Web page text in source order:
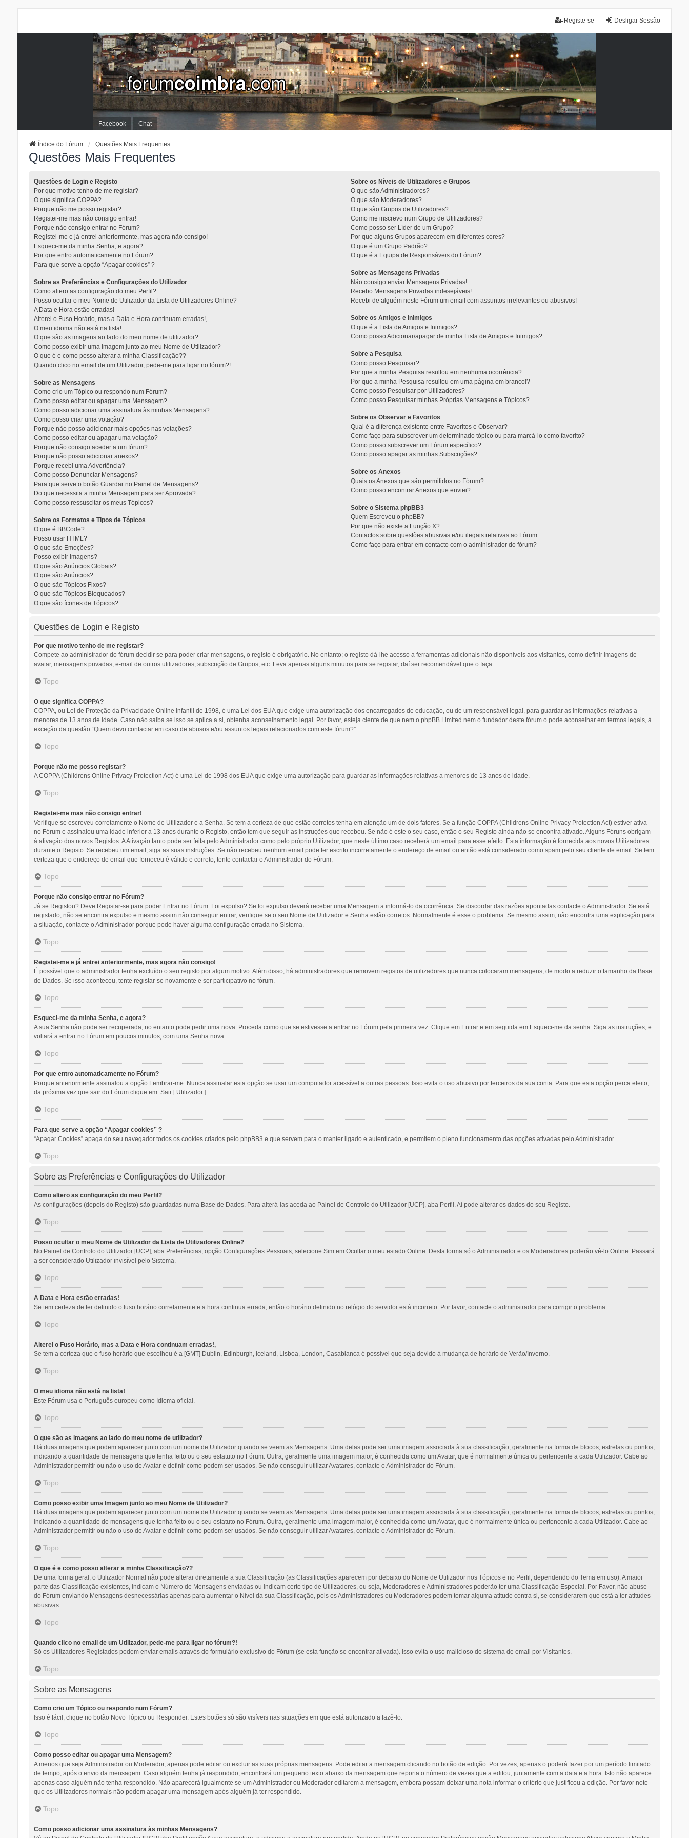
Desligar Sessão
Registe-se
Facebook Chat
Índice do Fórum Questões Mais Frequentes
Questões Mais Frequentes
Questões de Login e Registo
Por que motivo tenho de me registar?
O que significa COPPA?
Porque não me posso registar?
Registei-me mas não consigo entrar!
Porque não consigo entrar no Fórum?
Registei-me e já entrei anteriormente, mas agora não consigo!
Esqueci-me da minha Senha, e agora?
Por que entro automaticamente no Fórum?
Para que serve a opção “Apagar cookies” ?
Sobre as Preferências e Configurações do Utilizador
Como altero as configuração do meu Perfil?
Posso ocultar o meu Nome de Utilizador da Lista de Utilizadores Online?
A Data e Hora estão erradas!
Alterei o Fuso Horário, mas a Data e Hora continuam erradas!,
O meu idioma não está na lista!
O que são as imagens ao lado do meu nome de utilizador?
Como posso exibir uma Imagem junto ao meu Nome de Utilizador?
O que é e como posso alterar a minha Classificação??
Quando clico no email de um Utilizador, pede-me para ligar no fórum?!
Sobre as Mensagens
Como crio um Tópico ou respondo num Fórum?
Como posso editar ou apagar uma Mensagem?
Como posso adicionar uma assinatura às minhas Mensagens?
Como posso criar uma votação?
Porque não posso adicionar mais opções nas votações?
Como posso editar ou apagar uma votação?
Porque não consigo aceder a um fórum?
Porque não posso adicionar anexos?
Porque recebi uma Advertência?
Como posso Denunciar Mensagens?
Para que serve o botão Guardar no Painel de Mensagens?
Do que necessita a minha Mensagem para ser Aprovada?
Como posso ressuscitar os meus Tópicos?
Sobre os Formatos e Tipos de Tópicos
O que é BBCode?
Posso usar HTML?
O que são Emoções?
Posso exibir Imagens?
O que são Anúncios Globais?
O que são Anúncios?
O que são Tópicos Fixos?
O que são Tópicos Bloqueados?
O que são ícones de Tópicos?
Sobre os Níveis de Utilizadores e Grupos
O que são Administradores?
O que são Moderadores?
O que são Grupos de Utilizadores?
Como me inscrevo num Grupo de Utilizadores?
Como posso ser Líder de um Grupo?
Por que alguns Grupos aparecem em diferentes cores?
O que é um Grupo Padrão?
O que é a Equipa de Responsáveis do Fórum?
Sobre as Mensagens Privadas
Não consigo enviar Mensagens Privadas!
Recebo Mensagens Privadas indesejáveis!
Recebi de alguém neste Fórum um email com assuntos irrelevantes ou abusivos!
Sobre os Amigos e Inimigos
O que é a Lista de Amigos e Inimigos?
Como posso Adicionar/apagar de minha Lista de Amigos e Inimigos?
Sobre a Pesquisa
Como posso Pesquisar?
Por que a minha Pesquisa resultou em nenhuma ocorrência?
Por que a minha Pesquisa resultou em uma página em branco!?
Como posso Pesquisar por Utilizadores?
Como posso Pesquisar minhas Próprias Mensagens e Tópicos?
Sobre os Observar e Favoritos
Qual é a diferença existente entre Favoritos e Observar?
Como faço para subscrever um determinado tópico ou para marcá-lo como favorito?
Como posso subscrever um Fórum específico?
Como posso apagar as minhas Subscrições?
Sobre os Anexos
Quais os Anexos que são permitidos no Fórum?
Como posso encontrar Anexos que enviei?
Sobre o Sistema phpBB3
Quem Escreveu o phpBB?
Por que não existe a Função X?
Contactos sobre questões abusivas e/ou ilegais relativas ao Fórum.
Como faço para entrar em contacto com o administrador do fórum?
Questões de Login e Registo
Por que motivo tenho de me registar?
Compete ao administrador do fórum decidir se para poder criar mensagens, o registo é obrigatório. No entanto; o registo dá-lhe acesso a ferramentas adicionais não disponíveis aos visitantes, como definir imagens de
avatar, mensagens privadas, e-mail de outros utilizadores, subscrição de Grupos, etc. Leva apenas alguns minutos para se registar, daí ser recomendável que o faça.
Topo
O que significa COPPA?
COPPA, ou Lei de Proteção da Privacidade Online Infantil de 1998, é uma Lei dos EUA que exige uma autorização dos encarregados de educação, ou de um responsável legal, para guardar as informações relativas a
menores de 13 anos de idade. Caso não saiba se isso se aplica a si, obtenha aconselhamento legal. Por favor, esteja ciente de que nem o phpBB Limited nem o fundador deste fórum o pode aconselhar em termos legais, à
exceção da questão “Quem devo contactar em caso de abusos e/ou assuntos legais relacionados com este fórum?”.
Topo
Porque não me posso registar?
A COPPA (Childrens Online Privacy Protection Act) é uma Lei de 1998 dos EUA que exige uma autorização para guardar as informações relativas a menores de 13 anos de idade.
Topo
Registei-me mas não consigo entrar!
Verifique se escreveu corretamente o Nome de Utilizador e a Senha. Se tem a certeza de que estão corretos tenha em atenção um de dois fatores. Se a função COPPA (Childrens Online Privacy Protection Act) estiver ativa
no Fórum e assinalou uma idade inferior a 13 anos durante o Registo, então tem que seguir as instruções que recebeu. Se não é este o seu caso, então o seu Registo ainda não se encontra ativado. Alguns Fóruns obrigam
à ativação dos novos Registos. A Ativação tanto pode ser feita pelo Administrador como pelo próprio Utilizador, que neste último caso receberá um email para esse efeito. Esta informação é fornecida aos novos Utilizadores
durante o Registo. Se recebeu um email, siga as suas instruções. Se não recebeu nenhum email pode ter escrito incorretamente o endereço de email ou então está considerado como spam pelo seu cliente de email. Se tem
certeza que o endereço de email que forneceu é válido e correto, tente contactar o Administrador do Fórum.
Topo
Porque não consigo entrar no Fórum?
Já se Registou? Deve Registar-se para poder Entrar no Fórum. Foi expulso? Se foi expulso deverá receber uma Mensagem a informá-lo da ocorrência. Se discordar das razões apontadas contacte o Administrador. Se está
registado, não se encontra expulso e mesmo assim não conseguir entrar, verifique se o seu Nome de Utilizador e Senha estão corretos. Normalmente é esse o problema. Se mesmo assim, não encontra uma explicação para
a situação, contacte o Administrador porque pode haver alguma configuração errada no Sistema.
Topo
Registei-me e já entrei anteriormente, mas agora não consigo!
É possível que o administrador tenha excluído o seu registo por algum motivo. Além disso, há administradores que removem registos de utilizadores que nunca colocaram mensagens, de modo a reduzir o tamanho da Base
de Dados. Se isso aconteceu, tente registar-se novamente e ser participativo no fórum.
Topo
Esqueci-me da minha Senha, e agora?
A sua Senha não pode ser recuperada, no entanto pode pedir uma nova. Proceda como que se estivesse a entrar no Fórum pela primeira vez. Clique em Entrar e em seguida em Esqueci-me da senha. Siga as instruções, e
voltará a entrar no Fórum em poucos minutos, com uma Senha nova.
Topo
Por que entro automaticamente no Fórum?
Porque anteriormente assinalou a opção Lembrar-me. Nunca assinalar esta opção se usar um computador acessível a outras pessoas. Isso evita o uso abusivo por terceiros da sua conta. Para que esta opção perca efeito,
da próxima vez que sair do Fórum clique em: Sair [ Utilizador ]
Topo
Para que serve a opção “Apagar cookies” ?
“Apagar Cookies” apaga do seu navegador todos os cookies criados pelo phpBB3 e que servem para o manter ligado e autenticado, e permitem o pleno funcionamento das opções ativadas pelo Administrador.
Topo
Sobre as Preferências e Configurações do Utilizador
Como altero as configuração do meu Perfil?
As configurações (depois do Registo) são guardadas numa Base de Dados. Para alterá-las aceda ao Painel de Controlo do Utilizador [UCP], aba Perfil. Aí pode alterar os dados do seu Registo.
Topo
Posso ocultar o meu Nome de Utilizador da Lista de Utilizadores Online?
No Painel de Controlo do Utilizador [UCP], aba Preferências, opção Configurações Pessoais, selecione Sim em Ocultar o meu estado Online. Desta forma só o Administrador e os Moderadores poderão vê-lo Online. Passará
a ser considerado Utilizador invisível pelo Sistema.
Topo
A Data e Hora estão erradas!
Se tem certeza de ter definido o fuso horário corretamente e a hora continua errada, então o horário definido no relógio do servidor está incorreto. Por favor, contacte o administrador para corrigir o problema.
Topo
Alterei o Fuso Horário, mas a Data e Hora continuam erradas!,
Se tem a certeza que o fuso horário que escolheu é a [GMT] Dublin, Edinburgh, Iceland, Lisboa, London, Casablanca é possível que seja devido à mudança de horário de Verão/Inverno.
Topo
O meu idioma não está na lista!
Este Fórum usa o Português europeu como Idioma oficial.
Topo
O que são as imagens ao lado do meu nome de utilizador?
Há duas imagens que podem aparecer junto com um nome de Utilizador quando se veem as Mensagens. Uma delas pode ser uma imagem associada à sua classificação, geralmente na forma de blocos, estrelas ou pontos,
indicando a quantidade de mensagens que tenha feito ou o seu estatuto no Fórum. Outra, geralmente uma imagem maior, é conhecida como um Avatar, que é normalmente única ou pertencente a cada Utilizador. Cabe ao
Administrador permitir ou não o uso de Avatar e definir como podem ser usados. Se não conseguir utilizar Avatares, contacte o Administrador do Fórum.
Topo
Como posso exibir uma Imagem junto ao meu Nome de Utilizador?
Há duas imagens que podem aparecer junto com um nome de Utilizador quando se veem as Mensagens. Uma delas pode ser uma imagem associada à sua classificação, geralmente na forma de blocos, estrelas ou pontos,
indicando a quantidade de mensagens que tenha feito ou o seu estatuto no Fórum. Outra, geralmente uma imagem maior, é conhecida como um Avatar, que é normalmente única ou pertencente a cada Utilizador. Cabe ao
Administrador permitir ou não o uso de Avatar e definir como podem ser usados. Se não conseguir utilizar Avatares, contacte o Administrador do Fórum.
Topo
O que é e como posso alterar a minha Classificação??
De uma forma geral, o Utilizador Normal não pode alterar diretamente a sua Classificação (as Classificações aparecem por debaixo do Nome de Utilizador nos Tópicos e no Perfil, dependendo do Tema em uso). A maior
parte das Classificação existentes, indicam o Número de Mensagens enviadas ou indicam certo tipo de Utilizadores, ou seja, Moderadores e Administradores poderão ter uma Classificação Especial. Por Favor, não abuse
do Fórum enviando Mensagens desnecessárias apenas para aumentar o Nível da sua Classificação, pois os Administradores ou Moderadores podem tomar alguma atitude contra si, se considerarem que está a ter atitudes
abusivas.
Topo
Quando clico no email de um Utilizador, pede-me para ligar no fórum?!
Só os Utilizadores Registados podem enviar emails através do formulário exclusivo do Fórum (se esta função se encontrar ativada). Isso evita o uso malicioso do sistema de email por Visitantes.
Topo
Sobre as Mensagens
Como crio um Tópico ou respondo num Fórum?
Isso é fácil, clique no botão Novo Tópico ou Responder. Estes botões só são visíveis nas situações em que está autorizado a fazê-lo.
Topo
Como posso editar ou apagar uma Mensagem?
A menos que seja Administrador ou Moderador, apenas pode editar ou excluir as suas próprias mensagens. Pode editar a mensagem clicando no botão de edição. Por vezes, apenas o poderá fazer por um período limitado
de tempo, após o envio da mensagem. Caso alguém tenha já respondido, encontrará um pequeno texto abaixo da mensagem que reporta o número de vezes que a editou, juntamente com a data e a hora. Isto não aparece
apenas caso alguém não tenha respondido. Não aparecerá igualmente se um Administrador ou Moderador editarem a mensagem, embora possam deixar uma nota informar o critério que justificou a edição. Por favor note
que os Utilizadores normais não podem apagar uma mensagem após alguém já ter respondido.
Topo
Como posso adicionar uma assinatura às minhas Mensagens?